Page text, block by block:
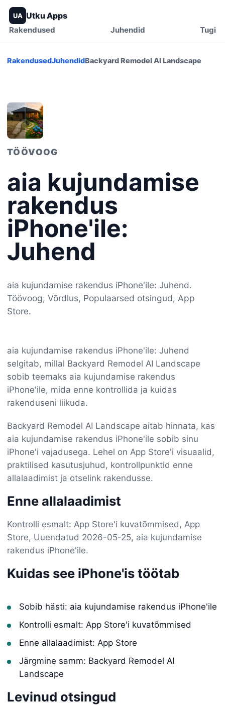
UA Utku Apps
Rakendused Juhendid Tugi
RakendusedJuhendidBackyard Remodel AI Landscape
TÖÖVOOG
aia kujundamise
rakendus
iPhone'ile:
Juhend
aia kujundamise rakendus iPhone'ile: Juhend.
Töövoog, Võrdlus, Populaarsed otsingud, App
Store.
aia kujundamise rakendus iPhone'ile: Juhend
selgitab, millal Backyard Remodel AI Landscape
sobib teemaks aia kujundamise rakendus
iPhone'ile, mida enne kontrollida ja kuidas
rakenduseni liikuda.
Backyard Remodel AI Landscape aitab hinnata, kas
aia kujundamise rakendus iPhone'ile sobib sinu
iPhone'i vajadusega. Lehel on App Store'i visuaalid,
praktilised kasutusjuhud, kontrollpunktid enne
allalaadimist ja otselink rakendusse.
Enne allalaadimist
Kontrolli esmalt: App Store'i kuvatõmmised, App
Store, Uuendatud 2026-05-25, aia kujundamise
rakendus iPhone'ile.
Kuidas see iPhone'is töötab
Sobib hästi: aia kujundamise rakendus iPhone'ile
Kontrolli esmalt: App Store'i kuvatõmmised
Enne allalaadimist: App Store
Järgmine samm: Backyard Remodel AI
Landscape
Levinud otsingud